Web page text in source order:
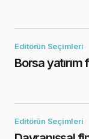
Editörün Seçimleri
Borsa
Editörün Seçimleri